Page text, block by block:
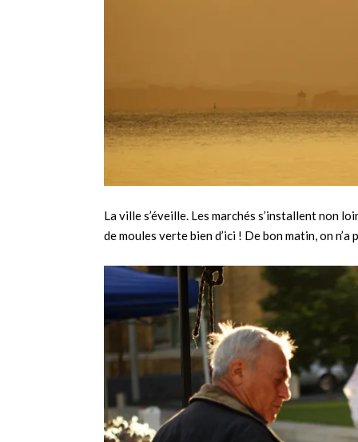
La ville s’éveille. Les marchés s’installent non
de moules verte bien d’ici ! De bon matin, on